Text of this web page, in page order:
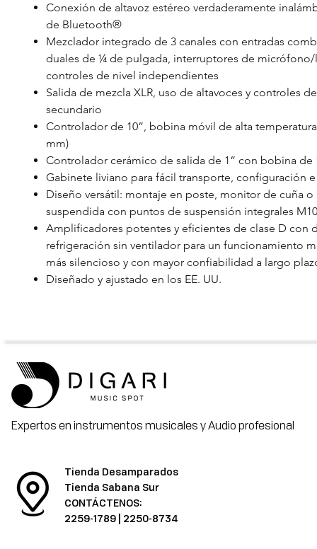
Conexión de altavoz estéreo verdaderamente
de Bluetooth®
Mezclador integrado de 3 canales con entradas
duales de ¼ de pulgada, interruptores de micrófono/
controles de nivel independientes
Salida de mezcla XLR, uso de altavoces y controles
secundario
Controlador de 10”, bobina móvil de alta temperatura
mm)
Controlador cerámico de salida de 1” con bobina de
Gabinete liviano para fácil transporte, configuración
Diseño versátil: montaje en poste, monitor de cuña
suspendida con puntos de suspensión integrales M10
Amplificadores potentes y eficientes de clase D con
refrigeración sin ventilador para un funcionamiento
más silencioso y con mayor confiabilidad a largo
Diseñado y ajustado en los EE. UU.
Expertos en instrumentos musicales y Audio profesional
Tienda Desamparados
Tienda Sabana Sur
CONTÁCTENOS:
2259-1789 | 2250-8734